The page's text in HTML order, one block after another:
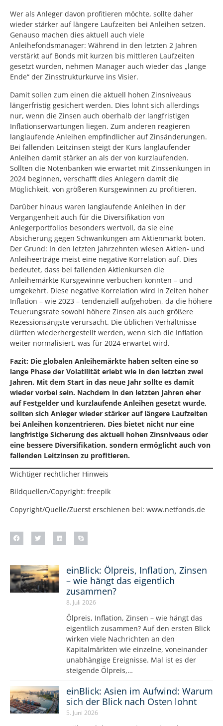
Wer als Anleger davon profitieren möchte, sollte daher
wieder stärker auf längere Laufzeiten bei Anleihen setzen.
Genauso machen dies aktuell auch viele
Anleihefondsmanager: Während in den letzten 2 Jahren
verstärkt auf Bonds mit kurzen bis mittleren Laufzeiten
gesetzt wurden, nehmen Manager auch wieder das „lange
Ende“ der Zinsstrukturkurve ins Visier.
Damit sollen zum einen die aktuell hohen Zinsniveaus
längerfristig gesichert werden. Dies lohnt sich allerdings
nur, wenn die Zinsen auch oberhalb der langfristigen
Inflationserwartungen liegen. Zum anderen reagieren
langlaufende Anleihen empfindlicher auf Zinsänderungen.
Bei fallenden Leitzinsen steigt der Kurs langlaufender
Anleihen damit stärker an als der von kurzlaufenden.
Sollten die Notenbanken wie erwartet mit Zinssenkungen in
2024 beginnen, verschafft dies Anlegern damit die
Möglichkeit, von größeren Kursgewinnen zu profitieren.
Darüber hinaus waren langlaufende Anleihen in der
Vergangenheit auch für die Diversifikation von
Anlegerportfolios besonders wertvoll, da sie eine
Absicherung gegen Schwankungen am Aktienmarkt boten.
Der Grund: In den letzten Jahrzehnten wiesen Aktien- und
Anleiheerträge meist eine negative Korrelation auf. Dies
bedeutet, dass bei fallenden Aktienkursen die
Anleihemärkte Kursgewinne verbuchen konnten – und
umgekehrt. Diese negative Korrelation wird in Zeiten hoher
Inflation – wie 2023 – tendenziell aufgehoben, da die höhere
Teuerungsrate sowohl höhere Zinsen als auch größere
Rezessionsängste verursacht. Die üblichen Verhältnisse
dürften wiederhergestellt werden, wenn sich die Inflation
weiter normalisiert, was für 2024 erwartet wird.
Fazit: Die globalen Anleihemärkte haben selten eine so
lange Phase der Volatilität erlebt wie in den letzten zwei
Jahren. Mit dem Start in das neue Jahr sollte es damit
wieder vorbei sein. Nachdem in den letzten Jahren eher
auf Festgelder und kurzlaufende Anleihen gesetzt wurde,
sollten sich Anleger wieder stärker auf längere Laufzeiten
bei Anleihen konzentrieren. Dies bietet nicht nur eine
langfristige Sicherung des aktuell hohen Zinsniveaus oder
eine bessere Diversifikation, sondern ermöglicht auch von
fallenden Leitzinsen zu profitieren.
Wichtiger rechtlicher Hinweis
Bildquellen/Copyright: freepik
Copyright/Quelle/Zuerst erschienen bei: www.netfonds.de
einBlick: Ölpreis, Inflation, Zinsen
– wie hängt das eigentlich
zusammen?
8. Juli 2026
Ölpreis, Inflation, Zinsen – wie hängt das
eigentlich zusammen? Auf den ersten Blick
wirken viele Nachrichten an den
Kapitalmärkten wie einzelne, voneinander
unabhängige Ereignisse. Mal ist es der
steigende Ölpreis,…
einBlick: Asien im Aufwind: Warum
sich der Blick nach Osten lohnt
5. Juni 2026